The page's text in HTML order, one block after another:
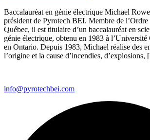
Baccalauréat en génie électrique Michael
président de Pyrotech BEI. Membre de l’Ordre
Québec, il est titulaire d’un baccalauréat en
génie électrique, obtenu en 1983 à l’Université
en Ontario. Depuis 1983, Michael réalise des
l’origine et la cause d’incendies,
info@pyrotechbei.com